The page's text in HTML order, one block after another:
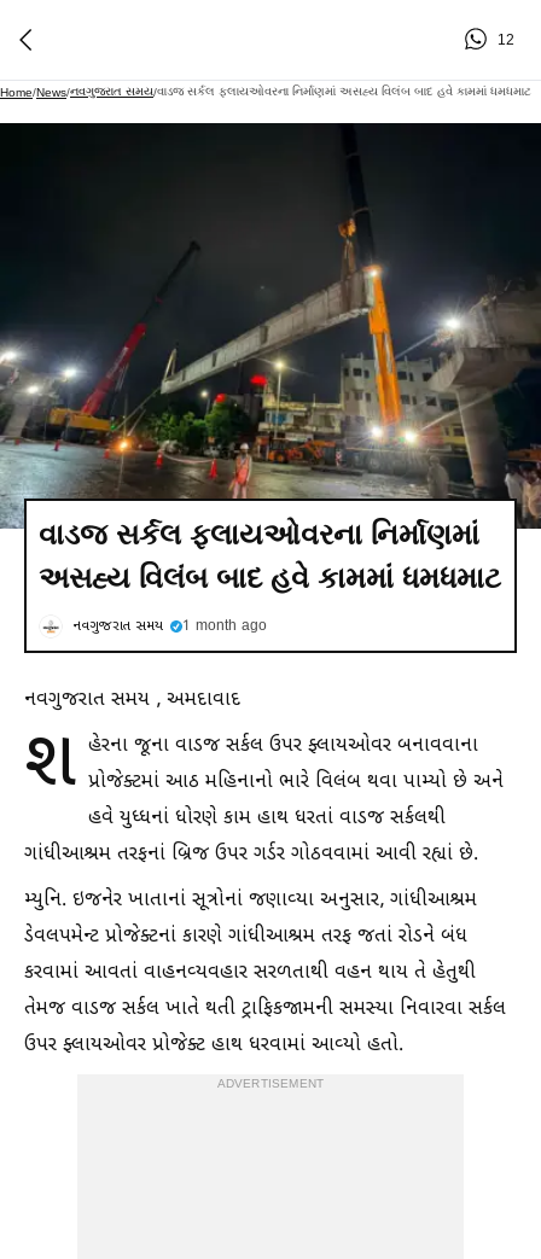
12
Home/News/નવગુજરાત સમય/વાડજ સર્કલ ફ્લાયઓવરના નિર્માણમાં અસહ્ય વિલંબ બાદ હવે કામમાં ધમધમાટ
વાડજ સર્કલ ફ્લાયઓવરના નિર્માણમાં
અસહ્ય વિલંબ બાદ હવે કામમાં ધમધમાટ
નવગુજરાત સમય 1 month ago
નવગુજરાત સમય , અમદાવાદ
શ હેરના જૂના વાડજ સર્કલ ઉપર ફ્લાયઓવર બનાવવાના
પ્રોજેક્ટમાં આઠ મહિનાનો ભારે વિલંબ થવા પામ્યો છે અને
હવે યુધ્ધનાં ધોરણે કામ હાથ ધરતાં વાડજ સર્કલથી
ગાંધીઆશ્રમ તરફનાં બ્રિજ ઉપર ગર્ડર ગોઠવવામાં આવી રહ્યાં છે.
મ્યુનિ. ઇજનેર ખાતાનાં સૂત્રોનાં જણાવ્યા અનુસાર, ગાંધીઆશ્રમ
ડેવલપમેન્ટ પ્રોજેક્ટનાં કારણે ગાંધીઆશ્રમ તરફ જતાં રોડને બંધ
કરવામાં આવતાં વાહનવ્યવહાર સરળતાથી વહન થાય તે હેતુથી
તેમજ વાડજ સર્કલ ખાતે થતી ટ્રાફિકજામની સમસ્યા નિવારવા સર્કલ
ઉપર ફ્લાયઓવર પ્રોજેક્ટ હાથ ધરવામાં આવ્યો હતો.
ADVERTISEMENT